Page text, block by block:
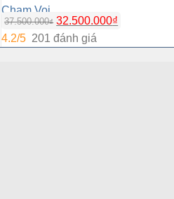
Chạm Voi
37.500.000₫ 32.500.000₫
4.2/5 201 đánh giá